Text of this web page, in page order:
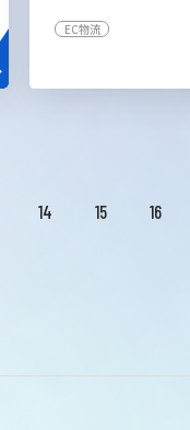
EC物流
14 15 16